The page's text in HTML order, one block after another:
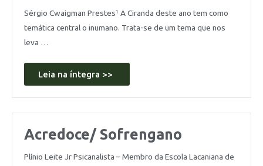
Sérgio Cwaigman Prestes¹ A Ciranda deste ano tem como
temática central o inumano. Trata-se de um tema que nos
leva …
Leia na íntegra >>
Acredoce/ Sofrengano
Plínio Leite Jr Psicanalista – Membro da Escola Lacaniana de